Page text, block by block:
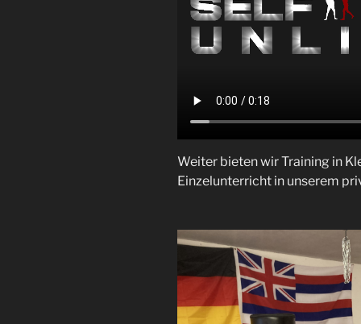
Weiter bieten wir Training in
Einzelunterricht in unserem